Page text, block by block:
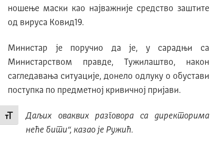
Промени величину слова
ношење маски као најважније средство заштите
од вируса Kовид19.
Министар је поручио да је, у сарадњи са
Министарством правде, Тужилаштво, након
сагледавања ситуације, донело одлуку о обустави
поступка по предметној кривичној пријави.
Даљих оваквих разговора са директорима
неће бити“, казао је Ружић.